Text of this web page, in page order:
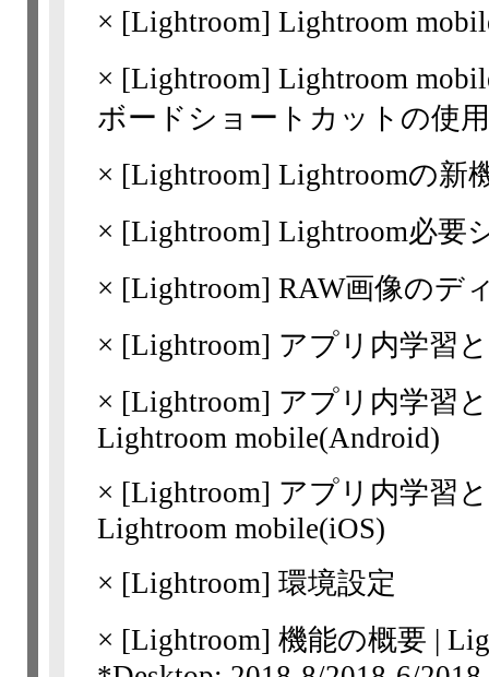
× [Lightroom] Lightroom
× [Lightroom] Lightroom
ボードショートカットの使用
× [Lightroom] Lightroomの新
× [Lightroom] Lightroom必要
× [Lightroom] RAW画像のデ
× [Lightroom] アプリ内学習
× [Lightroom] アプリ内学習
Lightroom mobile(Android)
× [Lightroom] アプリ内学習
Lightroom mobile(iOS)
× [Lightroom] 環境設定
× [Lightroom] 機能の概要 |